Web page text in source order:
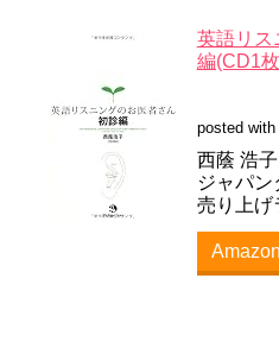
英語リス
編(CD1
posted with
西蔭 浩子
ジャパン
売り上げ